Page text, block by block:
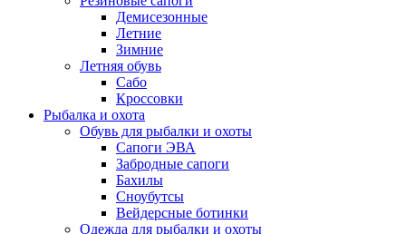
Демисезонные
Летние
Зимние
Летняя обувь
Сабо
Кроссовки
Рыбалка и охота
Обувь для рыбалки и охоты
Сапоги ЭВА
Забродные сапоги
Бахилы
Сноубутсы
Вейдерсные ботинки
Одежда для рыбалки и охоты